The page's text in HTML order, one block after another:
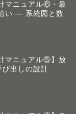
マニュアル⑥・最
い ― 系統図と数
マニュアル⑤】放
出しの設計